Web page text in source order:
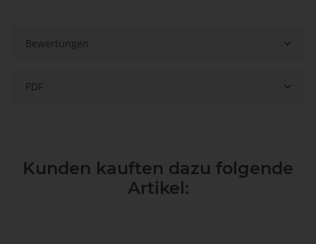
Bewertungen
PDF
Kunden kauften dazu folgende
Artikel: